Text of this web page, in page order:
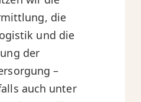
die
und die
der
–
auch unter